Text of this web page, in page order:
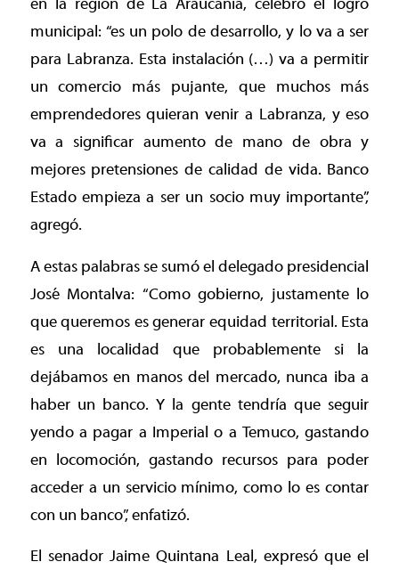
en la región de La Araucanía, celebró el logro
municipal: “es un polo de desarrollo, y lo va a ser
para Labranza. Esta instalación (…) va a permitir
un comercio más pujante, que muchos más
emprendedores quieran venir a Labranza, y eso
va a significar aumento de mano de obra y
mejores pretensiones de calidad de vida. Banco
Estado empieza a ser un socio muy importante”,
agregó.
A estas palabras se sumó el delegado presidencial
José Montalva: “Como gobierno, justamente lo
que queremos es generar equidad territorial. Esta
es una localidad que probablemente si la
dejábamos en manos del mercado, nunca iba a
haber un banco. Y la gente tendría que seguir
yendo a pagar a Imperial o a Temuco, gastando
en locomoción, gastando recursos para poder
acceder a un servicio mínimo, como lo es contar
con un banco”, enfatizó.
El senador Jaime Quintana Leal, expresó que el